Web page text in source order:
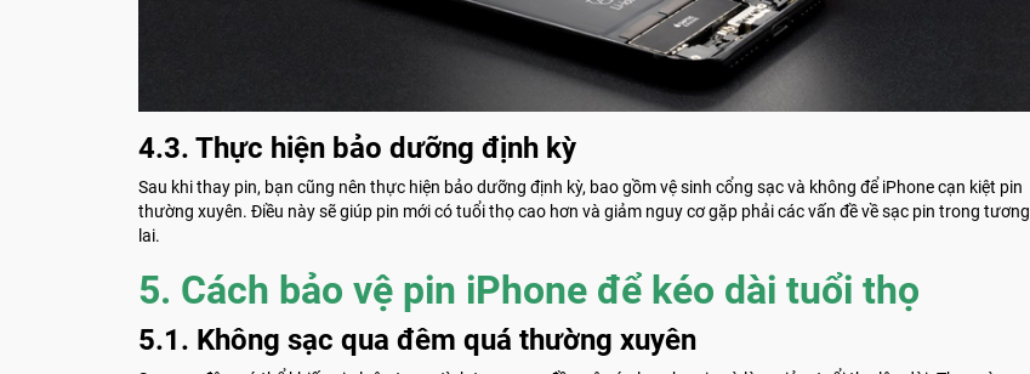
4.3. Thực hiện bảo dưỡng định kỳ
Sau khi thay pin, bạn cũng nên thực hiện bảo dưỡng định kỳ, bao gồm vệ sinh cổng sạc và không để iPhone cạn kiệt pin
thường xuyên. Điều này sẽ giúp pin mới có tuổi thọ cao hơn và giảm nguy cơ gặp phải các vấn đề về sạc pin trong tương
lai.
5. Cách bảo vệ pin iPhone để kéo dài tuổi thọ
5.1. Không sạc qua đêm quá thường xuyên